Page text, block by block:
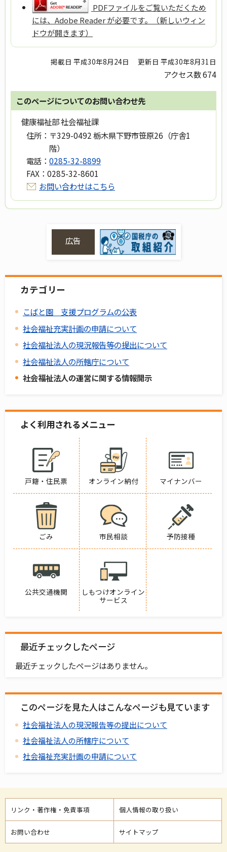
PDFファイルをご覧いただくため
には、Adobe Reader が必要です。（新しいウィン
ドウが開きます）
掲載日 平成30年8月24日 更新日 平成30年8月31日
アクセス数674
このページについてのお問い合わせ先
健康福祉部 社会福祉課
住所： 〒329-0492 栃木県下野市笹原26（庁舎1
階）
電話： 0285-32-8899
FAX： 0285-32-8601
お問い合わせはこちら
広告
カテゴリー
こばと園 支援プログラムの公表
社会福祉充実計画の申請について
社会福祉法人の現況報告等の提出について
社会福祉法人の所轄庁について
社会福祉法人の運営に関する情報開示
よく利用されるメニュー
戸籍・住民票 オンライン納付 マイナンバー
ごみ 市民相談 予防接種
公共交通機関
しもつけオンライン
サービス
最近チェックしたページ
最近チェックしたページはありません。
このページを見た人はこんなページも見ています
社会福祉法人の現況報告等の提出について
社会福祉法人の所轄庁について
社会福祉充実計画の申請について
リンク・著作権・免責事項 個人情報の取り扱い
お問い合わせ サイトマップ